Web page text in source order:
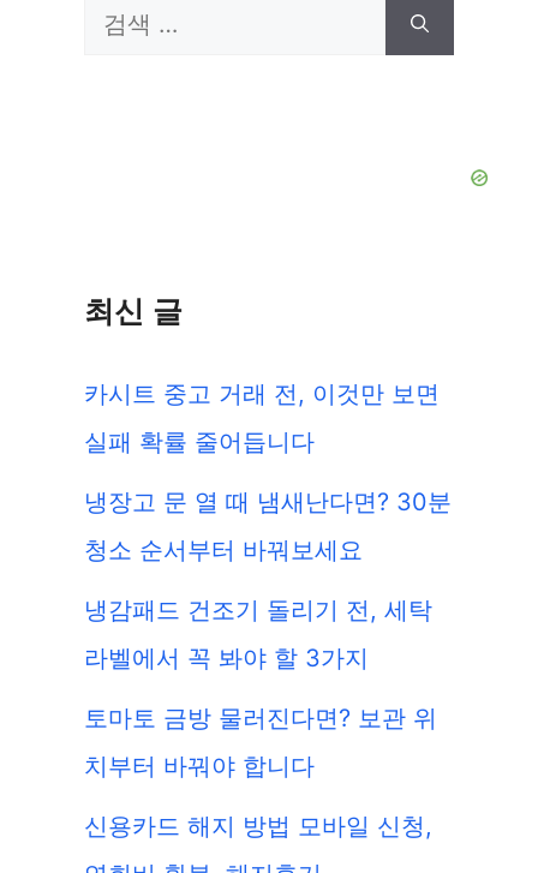
검
최신 글
카시트 중고 거래 전, 이것만 보면
실패 확률 줄어듭니다
냉장고 문 열 때 냄새난다면? 30분
청소 순서부터 바꿔보세요
냉감패드 건조기 돌리기 전, 세탁
라벨에서 꼭 봐야 할 3가지
토마토 금방 물러진다면? 보관 위
치부터 바꿔야 합니다
신용카드 해지 방법 모바일 신청,